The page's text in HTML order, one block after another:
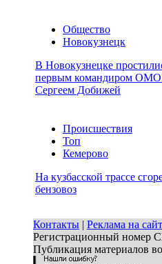
Общество
Новокузнецк
В Новокузнецке
первым командиром
Сергеем Добижей
Происшествия
Топ
Кемерово
На кузбасской трассе
бензовоз
Контакты | Реклама на
Регистрационный номер
Публикация материалов